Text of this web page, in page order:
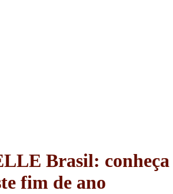
Brasil:
fim de ano